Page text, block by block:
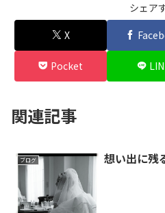
シェア
X
Pocket
関連記事
ブログ 想い出に残